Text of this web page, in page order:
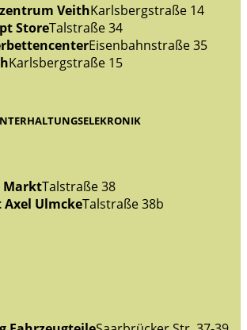
VeithKarlsbergstraße 14
StoreTalstraße 34
Eisenbahnstraße 35
Karlsbergstraße 15
MarktTalstraße 38
UlmckeTalstraße 38b